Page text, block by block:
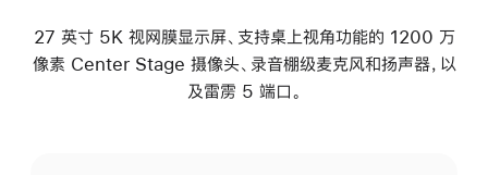
27 英寸 5K 视网膜显示屏、支持桌上视角功能的 1200 万
像素 Center Stage 摄像头、录音棚级麦克风和扬声器，以
及雷雳 5 端口。